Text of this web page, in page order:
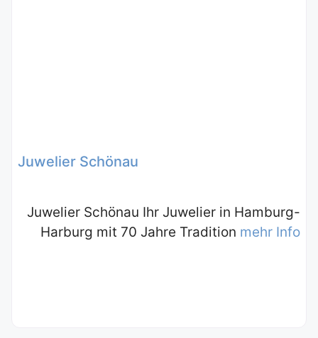
Juwelier Schönau
Juwelier Schönau Ihr Juwelier in Hamburg-
Harburg mit 70 Jahre Tradition mehr Info